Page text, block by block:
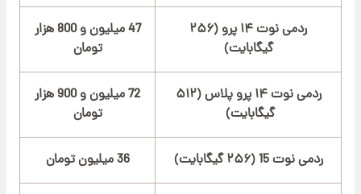
ردمی نوت ۱۴ پرو (۲۵۶
گیگابایت)
47 میلیون و 800 هزار
تومان
ردمی نوت ۱۴ پرو پلاس (۵۱۲
گیگابایت)
72 میلیون و 900 هزار
تومان
ردمی نوت 15 (۲۵۶ گیگابایت) 36 میلیون تومان